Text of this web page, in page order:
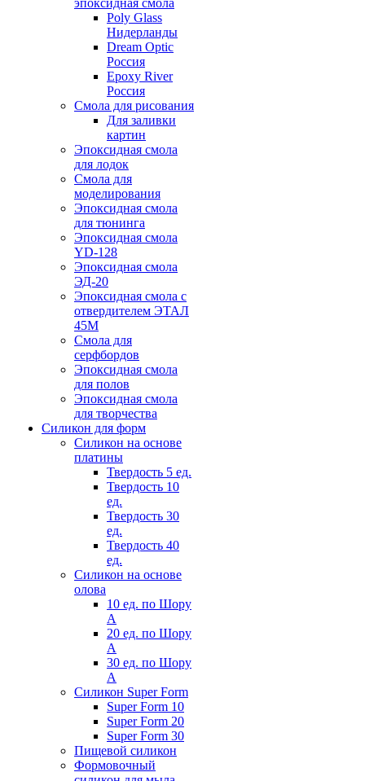
эпоксидная смола
Poly Glass
Нидерланды
Dream Optic
Россия
Epoxy River
Россия
Смола для рисования
Для заливки
картин
Эпоксидная смола
для лодок
Смола для
моделирования
Эпоксидная смола
для тюнинга
Эпоксидная смола
YD-128
Эпоксидная смола
ЭД-20
Эпоксидная смола с
отвердителем ЭТАЛ
45М
Смола для
серфбордов
Эпоксидная смола
для полов
Эпоксидная смола
для творчества
Силикон для форм
Силикон на основе
платины
Твердость 5 ед.
Твердость 10
ед.
Твердость 30
ед.
Твердость 40
ед.
Силикон на основе
олова
10 ед. по Шору
А
20 ед. по Шору
А
30 ед. по Шору
А
Силикон Super Form
Super Form 10
Super Form 20
Super Form 30
Пищевой силикон
Формовочный